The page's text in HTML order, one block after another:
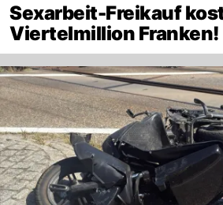
Sexarbeit-Freikauf
Viertelmillion Franken!